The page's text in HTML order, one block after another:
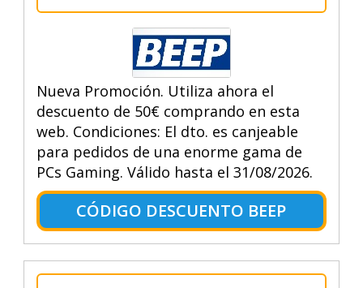
Nueva Promoción. Utiliza ahora el
descuento de 50€ comprando en esta
web. Condiciones: El dto. es canjeable
para pedidos de una enorme gama de
PCs Gaming. Válido hasta el 31/08/2026.
CÓDIGO DESCUENTO BEEP